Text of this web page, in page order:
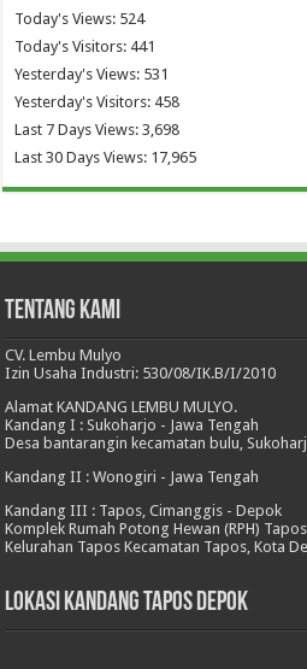
Today's Views: 524
Today's Visitors: 441
Yesterday's Views: 531
Yesterday's Visitors: 458
Last 7 Days Views:3,698
Last 30 Days Views: 17,965
Tentang Kami
CV. Lembu Mulyo
Izin Usaha Industri: 530/08/IK.B/I/2010
Alamat KANDANG LEMBU MULYO.
Kandang I : Sukoharjo - Jawa Tengah
Desa bantarangin kecamatan bulu,
Kandang II : Wonogiri - Jawa Tengah
Kandang III : Tapos, Cimanggis - Depok
Komplek Rumah Potong Hewan (RPH)
Kelurahan Tapos Kecamatan Tapos, Kota
Lokasi Kandang Tapos Depok